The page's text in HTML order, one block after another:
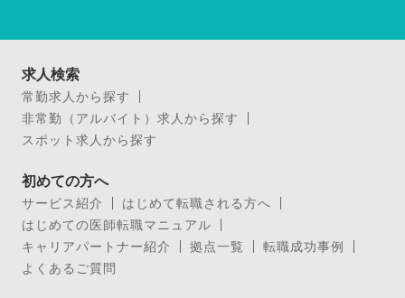
求人検索
常勤求人から探す
非常勤（アルバイト）求人から探す
スポット求人から探す
初めての方へ
サービス紹介
はじめて転職される方へ
はじめての医師転職マニュアル
キャリアパートナー紹介
拠点一覧
転職成功事例
よくあるご質問